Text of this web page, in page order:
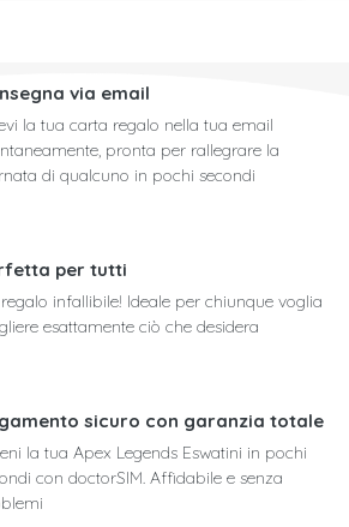
via email
la tua carta regalo nella tua email
pronta per rallegrare la
di qualcuno in pochi secondi
per tutti
infallibile! Ideale per chiunque voglia
esattamente ciò che desidera
sicuro con garanzia totale
la tua Apex Legends Eswatini in pochi
con doctorSIM. Affidabile e senza